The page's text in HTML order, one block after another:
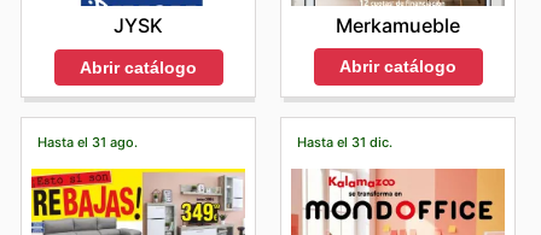
JYSK
Abrir catálogo
Merkamueble
Abrir catálogo
Hasta el 31 ago. Hasta el 31 dic.